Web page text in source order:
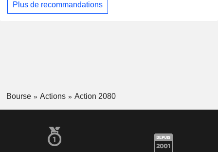
Plus de recommandations
Bourse Actions Action 2080